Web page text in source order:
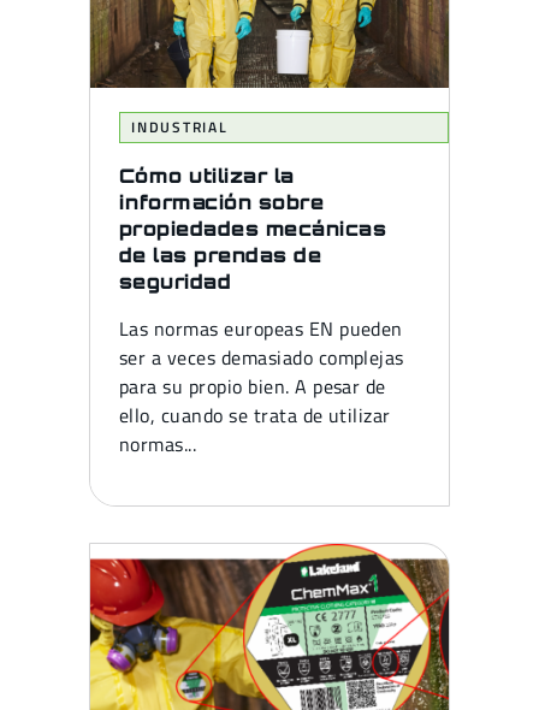
INDUSTRIAL
Cómo utilizar la
información sobre
propiedades mecánicas
de las prendas de
seguridad
Las normas europeas EN pueden
ser a veces demasiado complejas
para su propio bien. A pesar de
ello, cuando se trata de utilizar
normas...